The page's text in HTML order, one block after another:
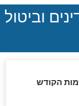
שורדת השואה שחוגגת 100:
השנים"
המחלה
קוק